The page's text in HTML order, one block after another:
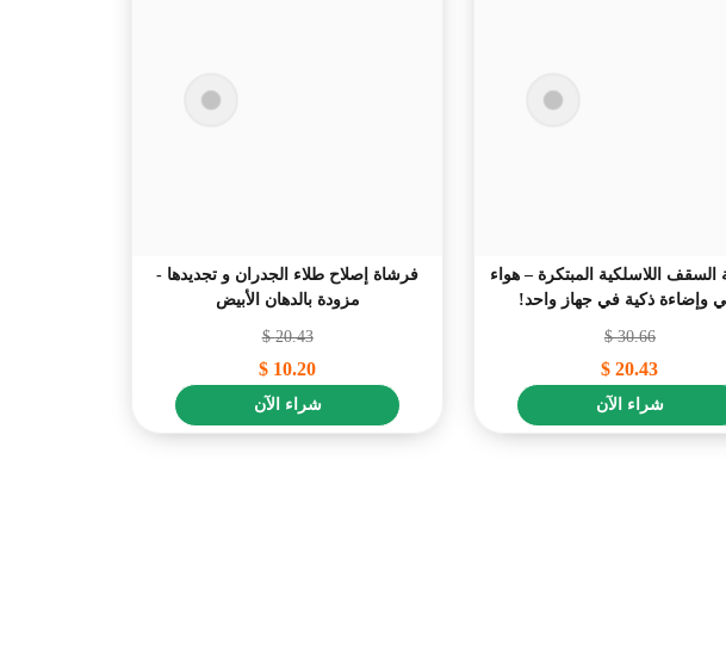
اللاسلكية المبتكرة – هواء
وإضاءة ذكية في جهاز واحد!
30.66
$
20.43
$
شراء الآن
فرشاة إصلاح طلاء الجدران و تجديدها -
مزودة بالدهان الأبيض
20.43
$
10.20
$
شراء الآن